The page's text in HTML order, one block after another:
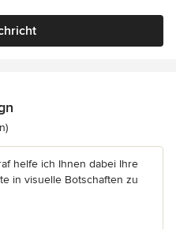
von 5 Sternen
helfe ich Ihnen dabei Ihre
in visuelle Botschaften zu